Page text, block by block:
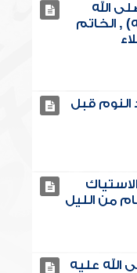
الله
, الخاتم
قبل
من الليل
الله عليه